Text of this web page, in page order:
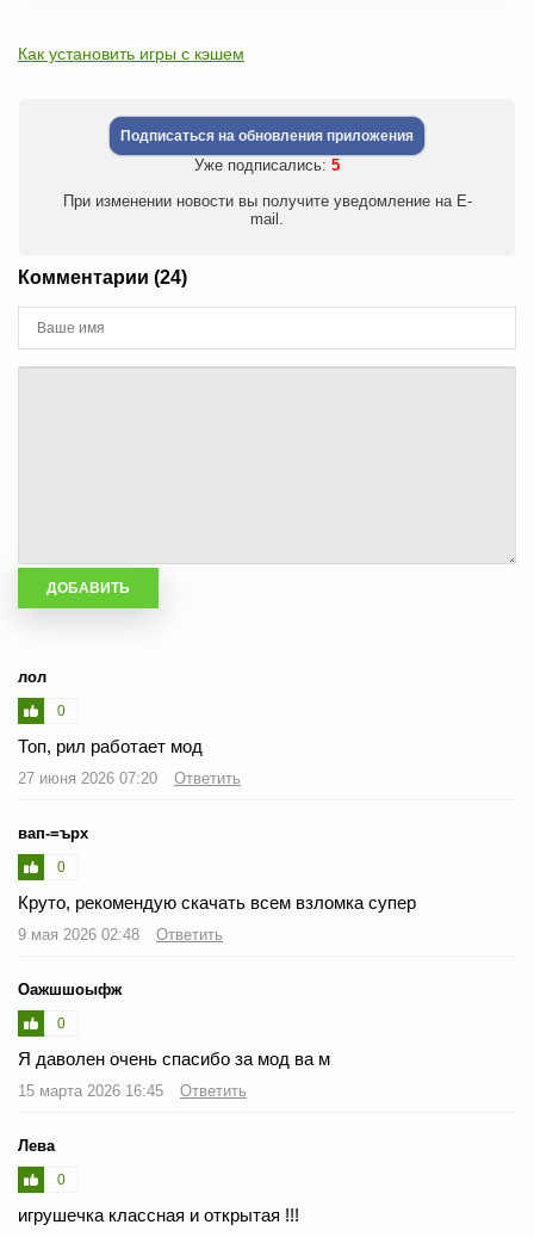
Как установить игры с кэшем
Подписаться на обновления приложения
Уже подписались: 5
При изменении новости вы получите уведомление на E-
mail.
Комментарии (24)
лол
0
Топ, рил работает мод
27 июня 2026 07:20 Ответить
вап-=ърх
0
Круто, рекомендую скачать всем взломка супер
9 мая 2026 02:48 Ответить
Оажшшоыфж
0
Я даволен очень спасибо за мод ва м
15 марта 2026 16:45 Ответить
Лева
0
игрушечка классная и открытая !!!